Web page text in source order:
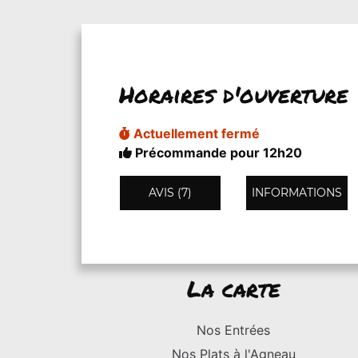
Horaires d'ouverture
Actuellement fermé
Précommande pour 12h20
AVIS (7) INFORMATIONS
La carte
Nos Entrées
Nos Plats à l'Agneau